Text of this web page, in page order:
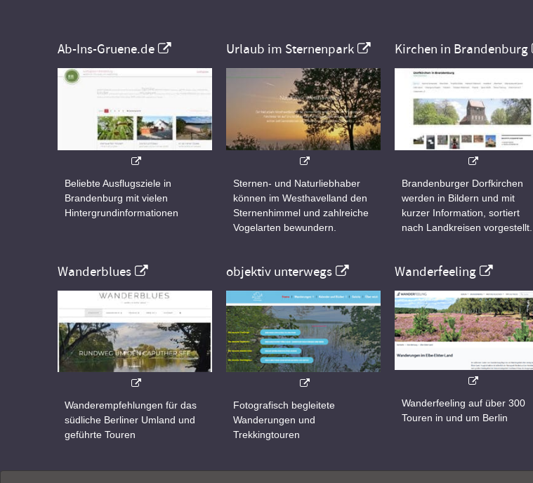
Ab-Ins-Gruene.de
Beliebte Ausflugsziele in
Brandenburg mit vielen
Hintergrundinformationen
Urlaub im Sternenpark
Sternen- und Naturliebhaber
können im Westhavelland den
Sternenhimmel und zahlreiche
Vogelarten bewundern.
Kirchen in Brandenburg
Brandenburger Dorfkirchen
werden in Bildern und mit
kurzer Information, sortiert
nach Landkreisen vorgestellt.
Wanderblues
Wanderempfehlungen für das
südliche Berliner Umland und
geführte Touren
objektiv unterwegs
Fotografisch begleitete
Wanderungen und
Trekkingtouren
Wanderfeeling
Wanderfeeling auf über 300
Touren in und um Berlin